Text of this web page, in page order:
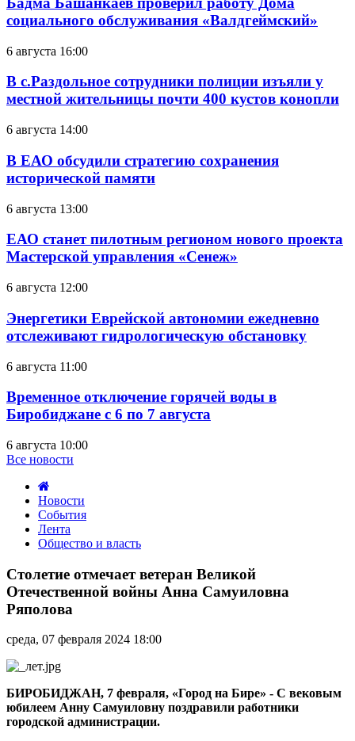
социального обслуживания «Валдгеймский»
6 августа 16:00
В с.Раздольное сотрудники полиции изъяли у
местной жительницы почти 400 кустов конопли
6 августа 14:00
В ЕАО обсудили стратегию сохранения
исторической памяти
6 августа 13:00
ЕАО станет пилотным регионом нового проекта
Мастерской управления «Сенеж»
6 августа 12:00
Энергетики Еврейской автономии ежедневно
отслеживают гидрологическую обстановку
6 августа 11:00
Временное отключение горячей воды в
Биробиджане с 6 по 7 августа
6 августа 10:00
Все новости
Новости
События
Лента
Общество и власть
отмечает
Великой
Отечественной
Анна
Ряполова
Столетие отмечает ветеран Великой
Отечественной войны Анна Самуиловна
Ряполова
среда, 07 февраля 2024 18:00
БИРОБИДЖАН, 7 февраля, «Город на Бире» - С вековым
юбилеем Анну Самуиловну поздравили работники
городской администрации.